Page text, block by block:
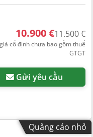
10.900 €11.500 €
giá cố định chưa bao gồm thuế
GTGT
Gửi yêu cầu
Quảng cáo nhỏ